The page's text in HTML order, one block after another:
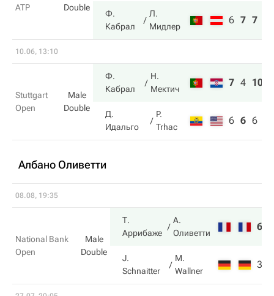
ATP
Double
Ф.
Кабрал
Л.
Мидлер
6 7 7
10.06, 13:10
Stuttgart
Open
Male
Double
Ф.
Кабрал
Н.
Мектич
7 4 10
Д.
Идальго
P.
Trhac
6 6 6
Албано Оливетти
08.08, 19:35
National Bank
Open
Male
Double
Т.
Аррибаже
А.
Оливетти
6
J.
Schnaitter
M.
Wallner
3